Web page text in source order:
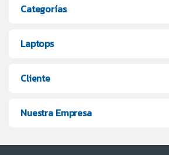
Categorías
Laptops
Cliente
Nuestra Empresa